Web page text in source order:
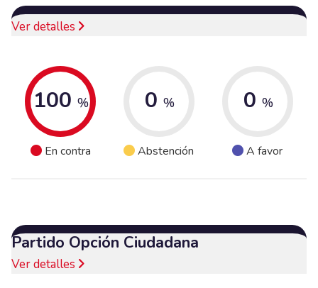
Ver detalles
100 %
En contra
0 %
Abstención
0 %
A favor
Partido Opción Ciudadana
Ver detalles